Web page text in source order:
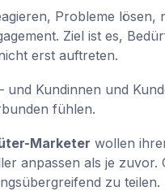
Probleme lösen,
Ziel ist es,
erst auftreten.
Kundinnen und
fühlen.
Marketer wollen
anpassen als je zuvor.
zu